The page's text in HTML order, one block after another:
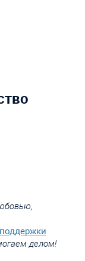
делом!